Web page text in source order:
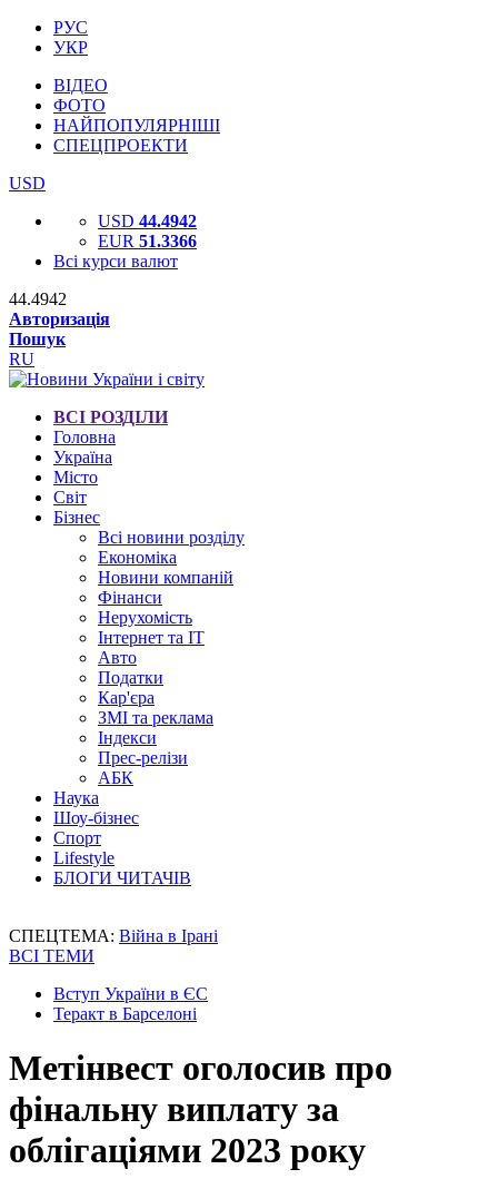
РУС
УКР
ВІДЕО
ФОТО
НАЙПОПУЛЯРНІШІ
СПЕЦПРОЕКТИ
USD
USD 44.4942
EUR 51.3366
Всі курси валют
44.4942
Авторизація
Пошук
RU
ВСІ РОЗДІЛИ
Головна
Україна
Місто
Світ
Бізнес
Всі новини розділу
Економіка
Новини компаній
Фінанси
Нерухомість
Інтернет та IT
Авто
Податки
Кар'єра
ЗМІ та реклама
Індекси
Прес-релізи
АБК
Наука
Шоу-бізнес
Спорт
Lifestyle
БЛОГИ ЧИТАЧІВ
СПЕЦТЕМА: Війна в Ірані
ВСІ ТЕМИ
Вступ України в ЄС
Теракт в Барселоні
Метінвест оголосив про
фінальну виплату за
облігаціями 2023 року